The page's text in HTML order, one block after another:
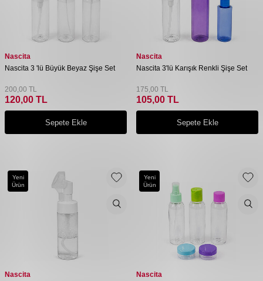
Nascita
Nascita 3 'lü Büyük Beyaz Şişe Set
200,00 TL
120,00 TL
Sepete Ekle
Nascita
Nascita 3'lü Karışık Renkli Şişe Set
175,00 TL
105,00 TL
Sepete Ekle
Yeni
Ürün
Nascita
Yeni
Ürün
Nascita